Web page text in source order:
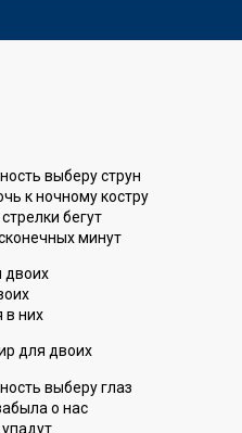
выберу струн
к ночному костру
бегут
минут
двоих
в них
для двоих
выберу глаз
о нас